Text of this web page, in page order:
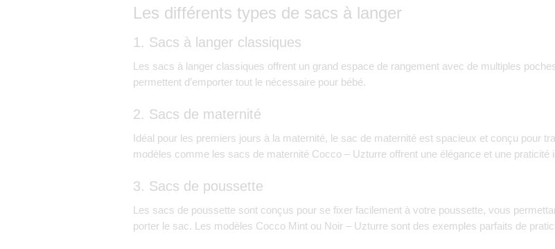
Les différents types de sacs à langer
1. Sacs à langer classiques
Les sacs à langer classiques offrent un grand espace de rangement avec de multiples
permettent d’emporter tout le nécessaire pour bébé.
2. Sacs de maternité
Idéal pour les premiers jours à la maternité, le sac de maternité est spacieux et conçu pour
modèles comme les sacs de maternité Cocco – Uzturre offrent une élégance et une praticité
3. Sacs de poussette
Les sacs de poussette sont conçus pour se fixer facilement à votre poussette, vous
porter le sac. Les modèles Cocco Mint ou Noir – Uzturre sont des exemples parfaits de